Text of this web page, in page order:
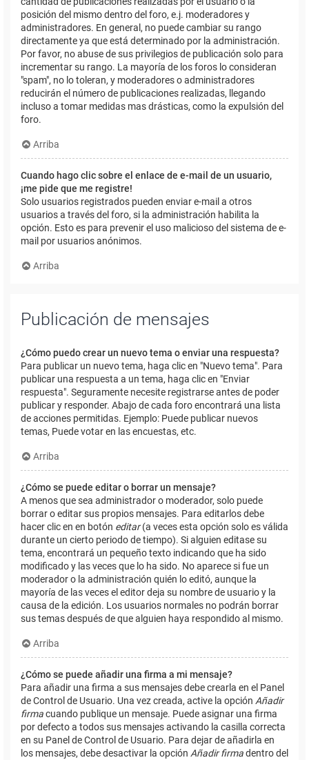
posición del mismo dentro del foro, e.j. moderadores y
administradores. En general, no puede cambiar su rango
directamente ya que está determinado por la administración.
Por favor, no abuse de sus privilegios de publicación solo para
incrementar su rango. La mayoría de los foros lo consideran
"spam", no lo toleran, y moderadores o administradores
reducirán el número de publicaciones realizadas, llegando
incluso a tomar medidas mas drásticas, como la expulsión del
foro.
Arriba
Cuando hago clic sobre el enlace de e-mail de un usuario,
¡me pide que me registre!
Solo usuarios registrados pueden enviar e-mail a otros
usuarios a través del foro, si la administración habilita la
opción. Esto es para prevenir el uso malicioso del sistema de e-
mail por usuarios anónimos.
Arriba
Publicación de mensajes
¿Cómo puedo crear un nuevo tema o enviar una respuesta?
Para publicar un nuevo tema, haga clic en "Nuevo tema". Para
publicar una respuesta a un tema, haga clic en "Enviar
respuesta". Seguramente necesite registrarse antes de poder
publicar y responder. Abajo de cada foro encontrará una lista
de acciones permitidas. Ejemplo: Puede publicar nuevos
temas, Puede votar en las encuestas, etc.
Arriba
¿Cómo se puede editar o borrar un mensaje?
A menos que sea administrador o moderador, solo puede
borrar o editar sus propios mensajes. Para editarlos debe
hacer clic en en botón editar(a veces esta opción solo es válida
durante un cierto periodo de tiempo). Si alguien editase su
tema, encontrará un pequeño texto indicando que ha sido
modificado y las veces que lo ha sido. No aparece si fue un
moderador o la administración quién lo editó, aunque la
mayoría de las veces el editor deja su nombre de usuario y la
causa de la edición. Los usuarios normales no podrán borrar
sus temas después de que alguien haya respondido al mismo.
Arriba
¿Cómo se puede añadir una firma a mi mensaje?
Para añadir una firma a sus mensajes debe crearla en el Panel
de Control de Usuario. Una vez creada, active la opción Añadir
firmacuando publique un mensaje. Puede asignar una firma
por defecto a todos sus mensajes activando la casilla correcta
en su Panel de Control de Usuario. Para dejar de añadirla en
los mensajes, debe desactivar la opción Añadir firmadentro del